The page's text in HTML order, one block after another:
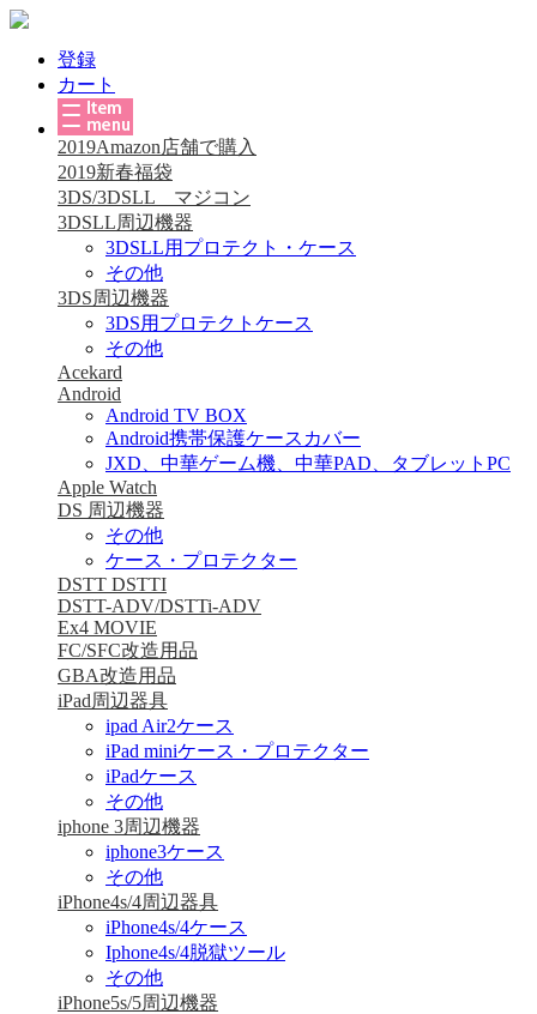
登録
カート
2019Amazon店舗で購入
2019新春福袋
3DS/3DSLL マジコン
3DSLL周辺機器
3DSLL用プロテクト・ケース
その他
3DS周辺機器
3DS用プロテクトケース
その他
Acekard
Android
Android TV BOX
Android携帯保護ケースカバー
JXD、中華ゲーム機、中華PAD、タブレットPC
Apple Watch
DS 周辺機器
その他
ケース・プロテクター
DSTT DSTTI
DSTT-ADV/DSTTi-ADV
Ex4 MOVIE
FC/SFC改造用品
GBA改造用品
iPad周辺器具
ipad Air2ケース
iPad miniケース・プロテクター
iPadケース
その他
iphone 3周辺機器
iphone3ケース
その他
iPhone4s/4周辺器具
iPhone4s/4ケース
Iphone4s/4脱獄ツール
その他
iPhone5s/5周辺機器